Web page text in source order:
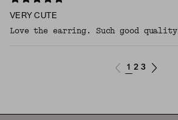
VERY CUTE
Love the earring. Such good quality
1 2 3